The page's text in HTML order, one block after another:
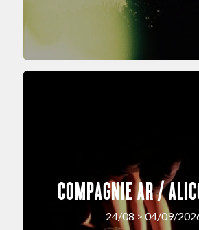
COMPAGNIE AR /
24/08 > 04/09/